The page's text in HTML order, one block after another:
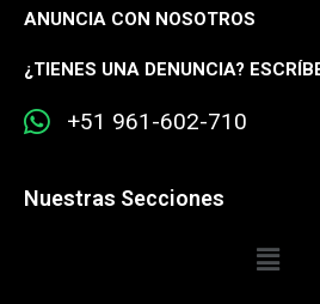
ANUNCIA CON NOSOTROS
¿TIENES UNA DENUNCIA?
+51 961-602-710
Nuestras Secciones